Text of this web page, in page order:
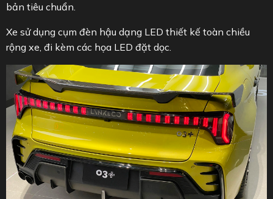
bản tiêu chuẩn.
Xe sử dụng cụm đèn hậu dạng LED thiết kế toàn chiều
rộng xe, đi kèm các họa LED đặt dọc.